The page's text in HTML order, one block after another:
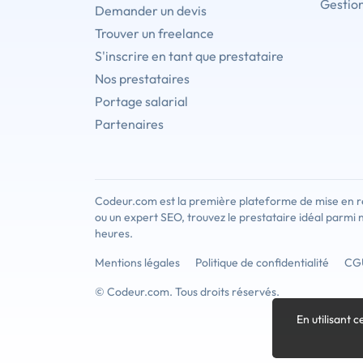
Demander un devis
Trouver un freelance
S'inscrire en tant que prestataire
Nos prestataires
Portage salarial
Partenaires
Codeur.com est la première plateforme de mise en
ou un expert SEO, trouvez le prestataire idéal
heures.
Mentions légales
Politique de confidentialité
© Codeur.com. Tous droits réservés.
En utilisant